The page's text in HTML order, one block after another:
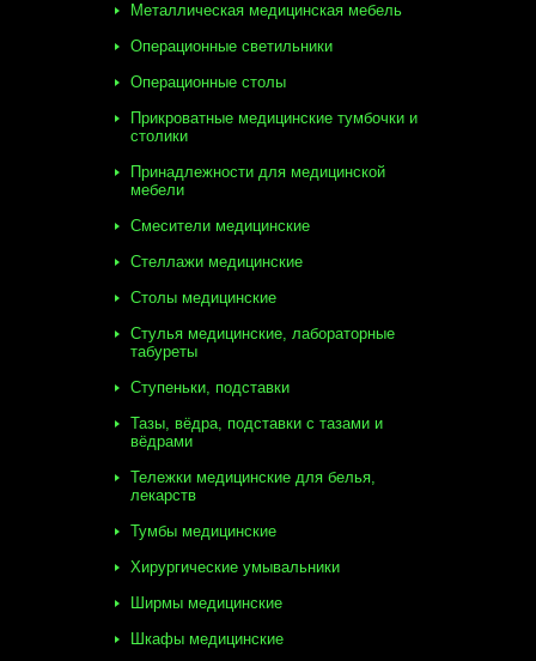
Металлическая медицинская мебель
Операционные светильники
Операционные столы
Прикроватные медицинские тумбочки и
столики
Принадлежности для медицинской
мебели
Смесители медицинские
Стеллажи медицинские
Столы медицинские
Стулья медицинские, лабораторные
табуреты
Ступеньки, подставки
Тазы, вёдра, подставки с тазами и
вёдрами
Тележки медицинские для белья,
лекарств
Тумбы медицинские
Хирургические умывальники
Ширмы медицинские
Шкафы медицинские